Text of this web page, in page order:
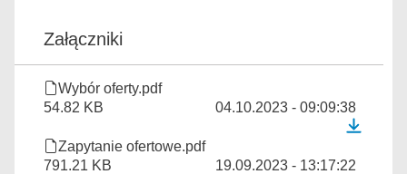
Załączniki
Wybór oferty.pdf
54.82 KB
04.10.2023 - 09:09:38
Zapytanie ofertowe.pdf
791.21 KB
19.09.2023 - 13:17:22